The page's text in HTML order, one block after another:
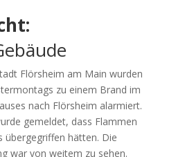
Flörsheim am Main wurden
zu einem Brand im
nach Flörsheim alarmiert.
gemeldet, dass Flammen
übergegriffen hätten. Die
war von weitem zu sehen.